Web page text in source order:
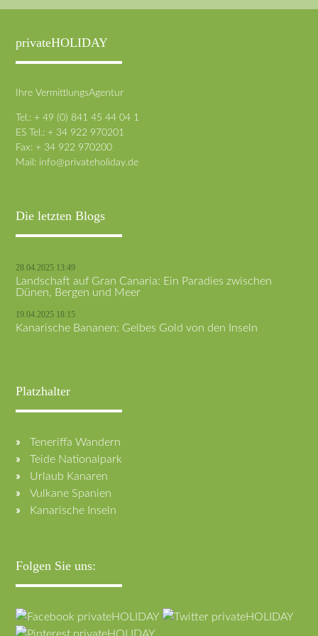
privateHOLIDAY
Ihre VermittlungsAgentur
Tel.: + 49 (0) 841 45 44 04 1
ES Tel.: + 34 922 970201
Fax: + 34 922 970200
Mail: info@privateholiday.de
Die letzten Blogs
28.04.2025 13:49
Landschaft auf Gran Canaria: Ein Paradies zwischen
Dünen, Bergen und Meer
19.04.2025 18:15
Kanarische Bananen: Gelbes Gold von den Inseln
Platzhalter
Teneriffa Wandern
Teide Nationalpark
Urlaub Kanaren
Vulkane Spanien
Kanarische Inseln
Folgen Sie uns: